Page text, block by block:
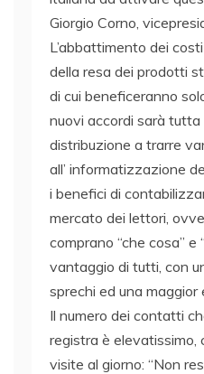
Giorgio Corno,
L’abbattimento dei
della resa dei prodotti
di cui beneficeranno
nuovi accordi sarà
distribuzione a trarre
all’ informatizzazione
i benefici di
mercato dei lettori,
comprano “che cosa” e
vantaggio di tutti, con
sprechi ed una maggior
Il numero dei contatti
registra è elevatissimo,
visite al giorno: “Non